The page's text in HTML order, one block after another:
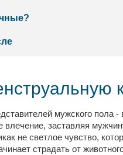
мужского
заставляя
не светлое чувство,
страдать от